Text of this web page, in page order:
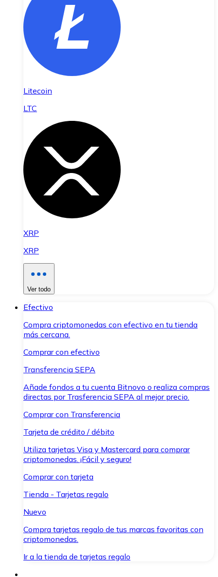
Litecoin
LTC
XRP
XRP
Ver todo
Efectivo
Compra criptomonedas con efectivo en tu tienda
más cercana.
Comprar con efectivo
Transferencia SEPA
Añade fondos a tu cuenta Bitnovo o realiza compras
directas por Trasferencia SEPA al mejor precio.
Comprar con Transferencia
Tarjeta de crédito / débito
Utiliza tarjetas Visa y Mastercard para comprar
criptomonedas. ¡Fácil y seguro!
Comprar con tarjeta
Tienda - Tarjetas regalo
Nuevo
Compra tarjetas regalo de tus marcas favoritas con
criptomonedas.
Ir a la tienda de tarjetas regalo